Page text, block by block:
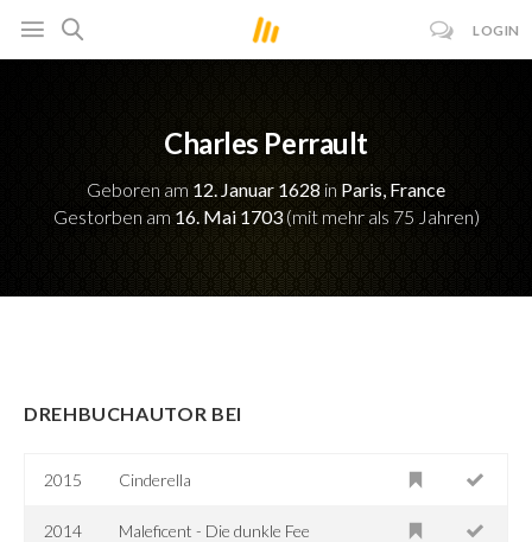
LOGIN
Charles Perrault
Geboren am 12. Januar 1628 in Paris, France
Gestorben am 16. Mai 1703(mit mehr als 75 Jahren)
DREHBUCHAUTOR BEI
2015 Cinderella
2014 Maleficent - Die dunkle Fee